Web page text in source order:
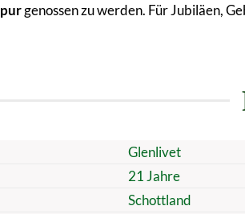
purgenossen zu werden. Für Jubiläen,
Glenlivet
21 Jahre
Schottland